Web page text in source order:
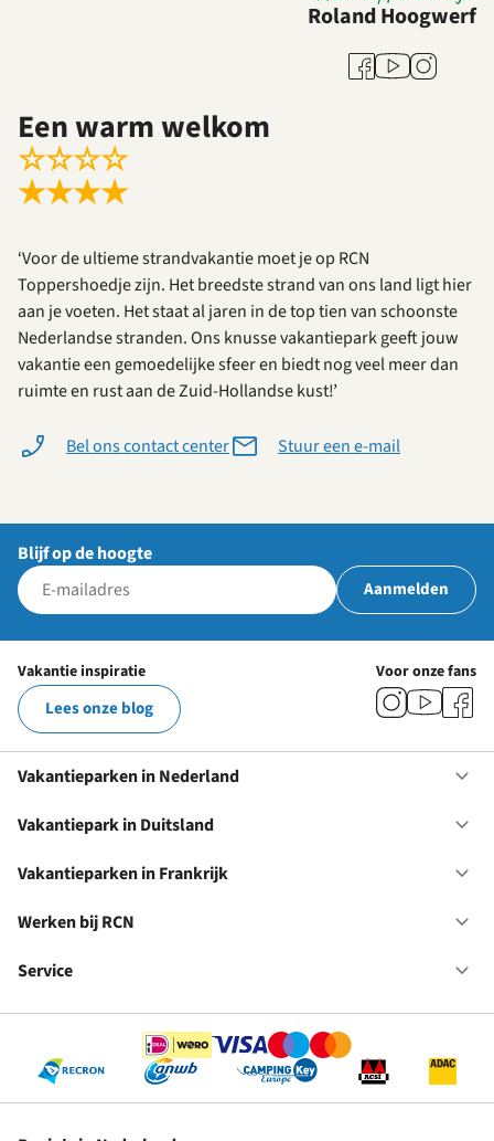
Roland Hoogwerf
Facebook
YoutubeInstagram
Een warm welkom
☆☆☆☆
★★★★
‘Voor de ultieme strandvakantie moet je op RCN
Toppershoedje zijn. Het breedste strand van ons land ligt hier
aan je voeten. Het staat al jaren in de top tien van schoonste
Nederlandse stranden. Ons knusse vakantiepark geeft jouw
vakantie een gemoedelijke sfeer en biedt nog veel meer dan
ruimte en rust aan de Zuid-Hollandse kust!’
Bel ons contact center Stuur een e-mail
Blijf op de hoogte
Aanmelden
Vakantie inspiratie
Lees onze blog
Voor onze fans
Vakantieparken in Nederland
Vakantiepark in Duitsland
Vakantieparken in Frankrijk
Werken bij RCN
Service